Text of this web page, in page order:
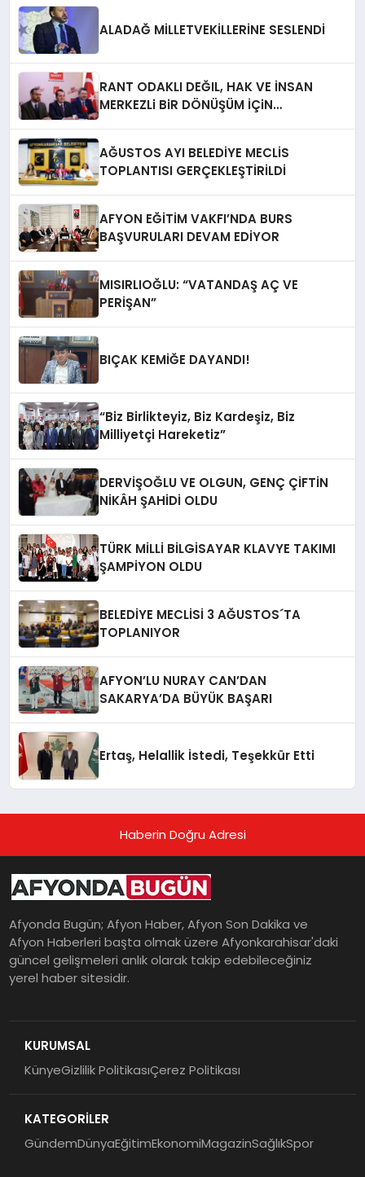
ALADAĞ MİLLETVEKİLLERİNE SESLENDİ
RANT ODAKLI DEĞIL, HAK VE İNSAN
MERKEZLi BiR DÖNÜŞÜM İÇiN
AĞUSTOS AYI BELEDİYE MECLİS
TOPLANTISI GERÇEKLEŞTİRİLDİ
AFYON EĞİTİM VAKFI’NDA BURS
BAŞVURULARI DEVAM EDİYOR
MISIRLIOĞLU: “VATANDAŞ AÇ VE
PERİŞAN”
BIÇAK KEMİĞE DAYANDI!
“Biz Birlikteyiz, Biz Kardeşiz, Biz
Milliyetçi Hareketiz”
DERVİŞOĞLU VE OLGUN, GENÇ ÇİFTİN
NİKÂH ŞAHİDİ OLDU
TÜRK MİLLİ BİLGİSAYAR KLAVYE TAKIMI
ŞAMPİYON OLDU
BELEDİYE MECLİSİ 3 AĞUSTOS´TA
TOPLANIYOR
AFYON’LU NURAY CAN’DAN
SAKARYA’DA BÜYÜK BAŞARI
Ertaş, Helallik İstedi, Teşekkür Etti
Haberin Doğru Adresi
Afyonda Bugün; Afyon Haber, Afyon Son Dakika ve
Afyon Haberleri başta olmak üzere Afyonkarahisar'daki
güncel gelişmeleri anlık olarak takip edebileceğiniz
yerel haber sitesidir.
KURUMSAL
KünyeGizlilik PolitikasıÇerez Politikası
KATEGORİLER
GündemDünyaEğitimEkonomiMagazinSağlıkSpor